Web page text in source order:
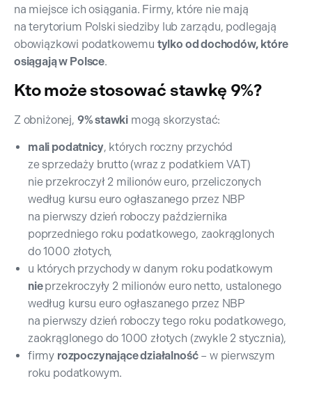
na miejsce ich osiągania. Firmy, które nie mają
na terytorium Polski siedziby lub zarządu, podlegają
obowiązkowi podatkowemu tylko od dochodów, które
osiągają w Polsce.
Kto może stosować stawkę 9%?
Z obniżonej, 9% stawki mogą skorzystać:
mali podatnicy, których roczny przychód
ze sprzedaży brutto (wraz z podatkiem VAT)
nie przekroczył 2 milionów euro, przeliczonych
według kursu euro ogłaszanego przez NBP
na pierwszy dzień roboczy października
poprzedniego roku podatkowego, zaokrąglonych
do 1000 złotych,
u których przychody w danym roku podatkowym
nieprzekroczyły 2 milionów euro netto, ustalonego
według kursu euro ogłaszanego przez NBP
na pierwszy dzień roboczy tego roku podatkowego,
zaokrąglonego do 1000 złotych (zwykle 2 stycznia),
firmy rozpoczynające działalność– w pierwszym
roku podatkowym.